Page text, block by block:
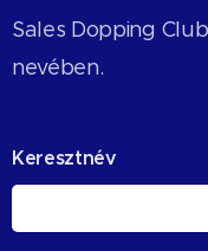
Sales Dopping
nevében.
Keresztnév